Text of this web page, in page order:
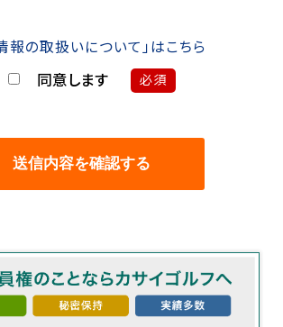
報の取扱いについて」はこちら
同意します 必須